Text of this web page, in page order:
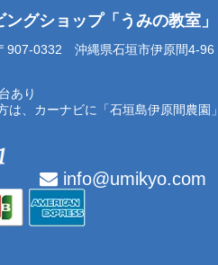
グショップ「うみの教室」
907-0332 沖縄県石垣市伊原間4-96
あり
は、カーナビに「石垣島伊原間農園
info@umikyo.com